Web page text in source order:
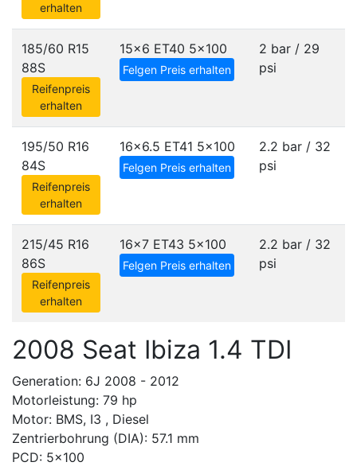
erhalten
185/60 R15
88S
Reifenpreis
erhalten
15x6 ET40 5x100
Felgen Preis erhalten
2 bar / 29
psi
195/50 R16
84S
Reifenpreis
erhalten
16x6.5 ET41 5x100
Felgen Preis erhalten
2.2 bar / 32
psi
215/45 R16
86S
Reifenpreis
erhalten
16x7 ET43 5x100
Felgen Preis erhalten
2.2 bar / 32
psi
2008 Seat Ibiza 1.4 TDI
Generation: 6J 2008 - 2012
Motorleistung: 79 hp
Motor: BMS, I3 , Diesel
Zentrierbohrung (DIA): 57.1 mm
PCD: 5x100